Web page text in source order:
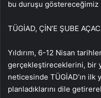
bu duruşu göstereceğimiz
TÜGİAD, ÇİN’E ŞUBE
Yıldırım, 6-12 Nisan
gerçekleştireceklerini, bir
neticesinde TÜGİAD’ın ilk
planladıklarını dile